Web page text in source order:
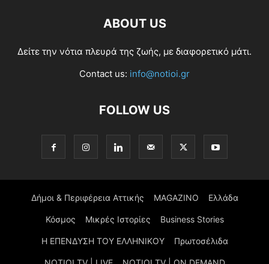
ABOUT US
Δείτε την νότια πλευρά της ζωής, με διαφορετικό μάτι.
Contact us: info@notioi.gr
FOLLOW US
Δήμοι & Περιφέρεια Αττικής MAGAZINO Ελλάδα
Κόσμος Μικρές Ιστορίες Business Stories
Η ΕΠΕΝΔΥΣΗ ΤΟΥ ΕΛΛΗΝΙΚΟΥ Πρωτοσέλιδα